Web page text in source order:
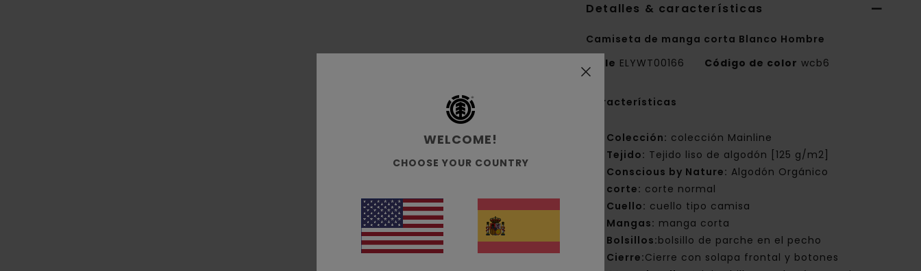
Detalles & características
Camiseta de manga corta Blanco Hombre
Style ELYWT00166 Código de color wcb6
Características
Colección: colección Mainline
Tejido: Tejido liso de algodón [125 g/m2]
Conscious by Nature: Algodón Orgánico
corte: corte normal
Cuello: cuello tipo camisa
Mangas: manga corta
Bolsillos:bolsillo de parche en el pecho
Cierre:Cierre con solapa frontal y botones
WELCOME!
CHOOSE YOUR COUNTRY